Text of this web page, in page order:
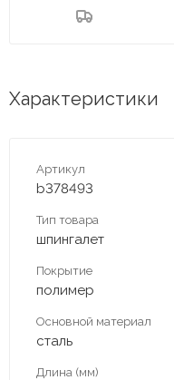
Характеристики
Артикул
b378493
Тип товара
шпингалет
Покрытие
полимер
Основной материал
сталь
Длина (мм)